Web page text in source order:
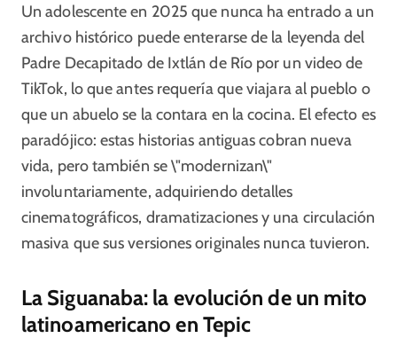
Un adolescente en 2025 que nunca ha entrado a un
archivo histórico puede enterarse de la leyenda del
Padre Decapitado de Ixtlán de Río por un video de
TikTok, lo que antes requería que viajara al pueblo o
que un abuelo se la contara en la cocina. El efecto es
paradójico: estas historias antiguas cobran nueva
vida, pero también se \"modernizan\"
involuntariamente, adquiriendo detalles
cinematográficos, dramatizaciones y una circulación
masiva que sus versiones originales nunca tuvieron.
La Siguanaba: la evolución de un mito
latinoamericano en Tepic